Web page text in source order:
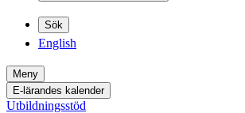
Sök
English
Meny
E-lärandes kalender
Utbildningsstöd